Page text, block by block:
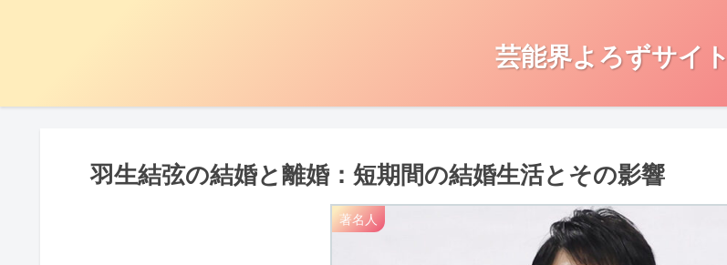
芸能界よろずサイト
羽生結弦の結婚と離婚：短期間の結婚生活とその影響
著名人